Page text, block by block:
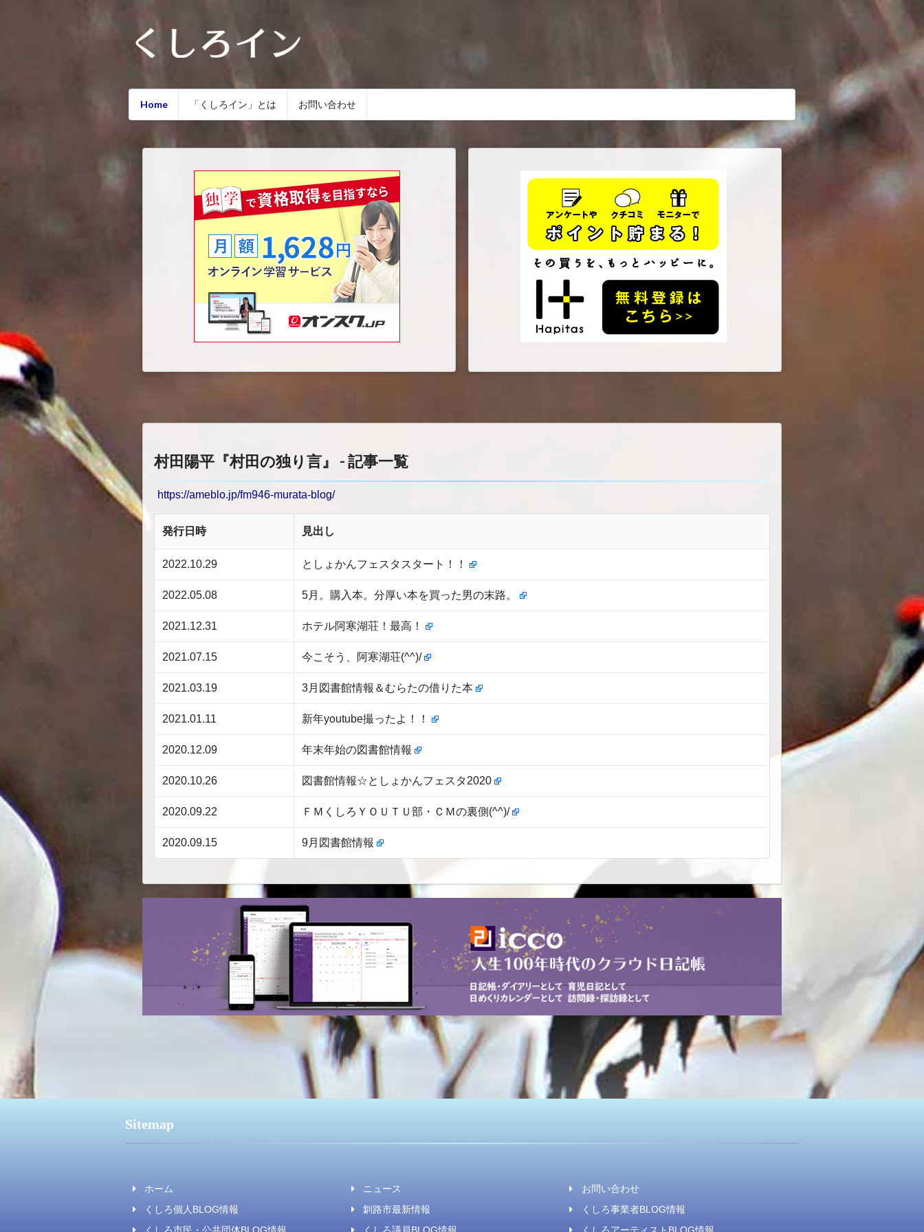
Home 「くしろイン」とは お問い合わせ
村田陽平『村田の独り言』 - 記事一覧
https://ameblo.jp/fm946-murata-blog/
発行日時 見出し
2022.10.29 としょかんフェスタスタート！！
2022.05.08 5月。購入本。分厚い本を買った男の末路。
2021.12.31 ホテル阿寒湖荘！最高！
2021.07.15 今こそう、阿寒湖荘(^^)/
2021.03.19 3月図書館情報＆むらたの借りた本
2021.01.11 新年youtube撮ったよ！！
2020.12.09 年末年始の図書館情報
2020.10.26 図書館情報☆としょかんフェスタ2020
2020.09.22 ＦＭくしろＹＯＵＴＵ部・ＣＭの裏側(^^)/
2020.09.15 9月図書館情報
Sitemap
ホーム ニュース
お問い合わせ
くしろ個人BLOG情報
釧路市最新情報
くしろ事業者BLOG情報
くしろ市民・公共団体BLOG情報
くしろ議員BLOG情報 くしろアーティストBLOG情報